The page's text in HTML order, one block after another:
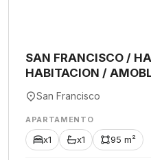
SAN FRANCISCO /
HABITACION /
San Francisco
APARTAMENTO
x1 x1 95 m²